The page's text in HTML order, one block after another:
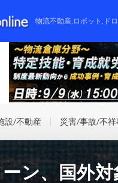
物流不動産,ロボット,ド
設/不動産 災害/事故/不祥
ン、国外